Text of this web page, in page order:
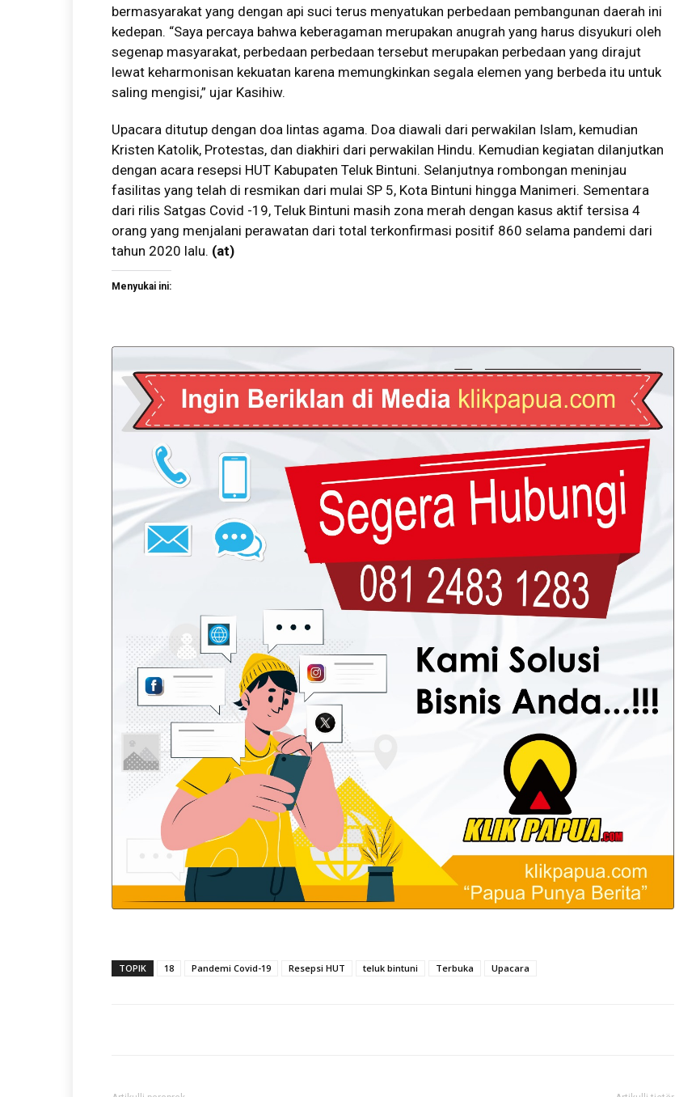
bermasyarakat yang dengan api suci terus menyatukan perbedaan pembangunan daerah ini
kedepan. “Saya percaya bahwa keberagaman merupakan anugrah yang harus disyukuri oleh
segenap masyarakat, perbedaan perbedaan tersebut merupakan perbedaan yang dirajut
lewat keharmonisan kekuatan karena memungkinkan segala elemen yang berbeda itu untuk
saling mengisi,” ujar Kasihiw.
Upacara ditutup dengan doa lintas agama. Doa diawali dari perwakilan Islam, kemudian
Kristen Katolik, Protestas, dan diakhiri dari perwakilan Hindu. Kemudian kegiatan dilanjutkan
dengan acara resepsi HUT Kabupaten Teluk Bintuni. Selanjutnya rombongan meninjau
fasilitas yang telah di resmikan dari mulai SP 5, Kota Bintuni hingga Manimeri. Sementara
dari rilis Satgas Covid -19, Teluk Bintuni masih zona merah dengan kasus aktif tersisa 4
orang yang menjalani perawatan dari total terkonfirmasi positif 860 selama pandemi dari
tahun 2020 lalu. (at)
Menyukai ini:
TOPIK 18 Pandemi Covid-19 Resepsi HUT teluk bintuni Terbuka Upacara